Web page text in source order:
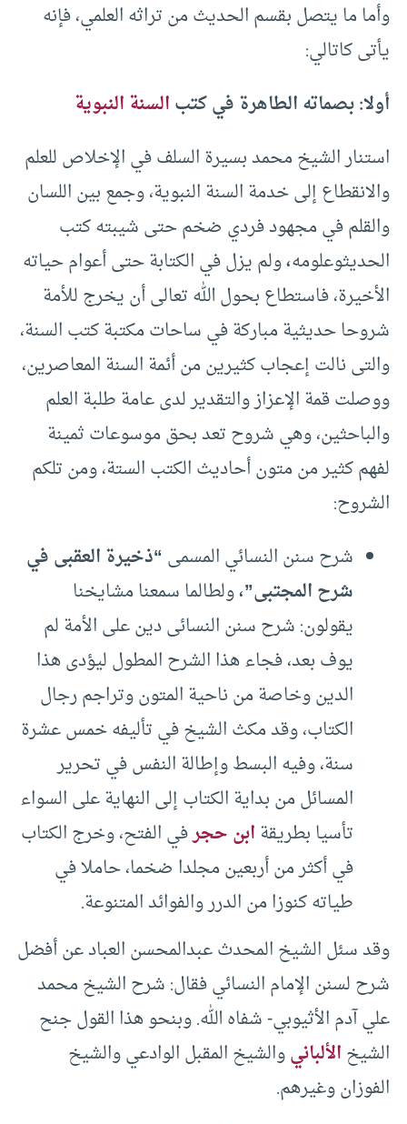
وأما ما يتصل بقسم الحديث من تراثه العلمي، فإنه
يأتى كاتالي:
أولا: بصماته الطاهرة في كتبالسنة النبوية
استنار الشيخ محمد بسيرة السلف في الإخلاص للعلم
والانقطاع إلى خدمة السنة النبوية، وجمع بين اللسان
والقلم في مجهود فردي ضخم حتى شيبته كتب
الحديثوعلومه،ولم يزل في الكتابة حتى أعوام حياته
الأخيرة، فاستطاع بحول الله تعالى أن يخرج للأمة
شروحا حديثية مباركة في ساحات مكتبة كتب السنة،
والتى نالت إعجاب كثيرين من أئمة السنة المعاصرين،
ووصلت قمة الإعزاز والتقدير لدى عامة طلبة العلم
والباحثين، وهي شروح تعد بحق موسوعات ثمينة
لفهم كثير من متون أحاديث الكتب الستة، ومن تلكم
الشروح:
شرح سنن النسائي المسمى “ذخيرة العقبى في
شرح المجتبى”،ولطالما سمعنا مشايخنا
يقولون: شرح سنن النسائى دين على الأمة لم
يوف بعد، فجاء هذا الشرح المطول ليؤدى هذا
الدين وخاصة من ناحية المتون وتراجم رجال
الكتاب، وقد مكث الشيخ في تأليفه خمس عشرة
سنة، وفيه البسط وإطالة النفس في تحرير
المسائل من بداية الكتاب إلى النهاية على السواء
تأسيا بطريقةابن حجرفي الفتح، وخرج الكتاب
في أكثر من أربعين مجلدا ضخما، حاملا في
طياته كنوزا من الدرر والفوائد المتنوعة.
وقد سئل الشيخ المحدث عبدالمحسن العباد عن أفضل
شرح لسنن الإمام النسائي فقال: شرح الشيخ محمد
علي آدم الأثيوبي- شفاه الله. وبنحو هذا القول جنح
الشيخالألبانيوالشيخ المقبل الوادعي والشيخ
الفوزان وغيرهم.